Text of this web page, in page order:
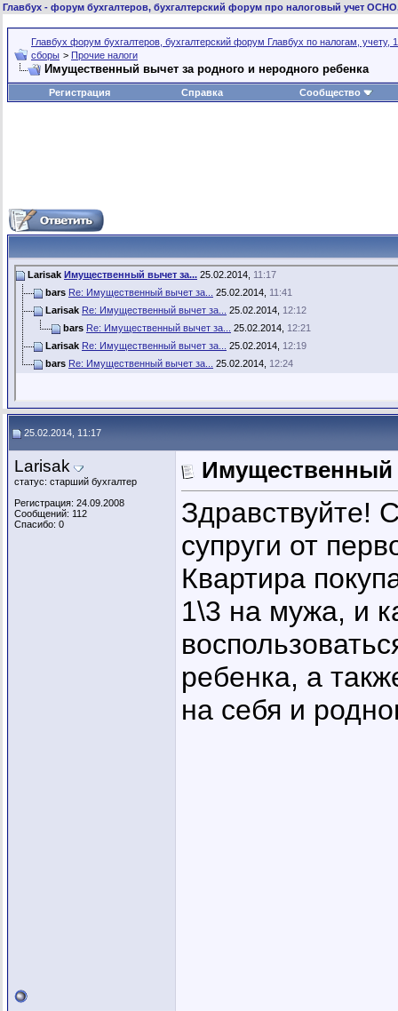
Главбух - форум бухгалтеров, бухгалтерский форум про налоговый учет
Главбух форум бухгалтеров, бухгалтерский форум Главбух по налогам, учету,
сборы > Прочие налоги
Имущественный вычет за родного и неродного ребенка
Регистрация Справка Сообщество
Larisak Имущественный вычет за... 25.02.2014, 11:17
bars Re: Имущественный вычет за... 25.02.2014, 11:41
Larisak Re: Имущественный вычет за... 25.02.2014, 12:12
bars Re: Имущественный вычет за... 25.02.2014, 12:21
Larisak Re: Имущественный вычет за... 25.02.2014, 12:19
bars Re: Имущественный вычет за... 25.02.2014, 12:24
25.02.2014, 11:17
Larisak
статус: старший бухгалтер
Регистрация: 24.09.2008
Сообщений: 112
Спасибо: 0
Имущественный
Здравствуйте!
супруги от
Квартира
1\3 на мужа, и
ребенка, а
на себя и